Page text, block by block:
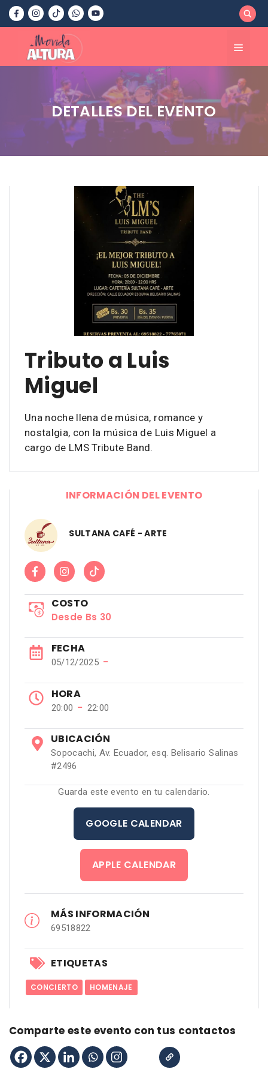
Saltar
contenido
Menú
DETALLES DEL EVENTO
Tributo a Luis
Miguel
Una noche llena de música, romance y
nostalgia, con la música de Luis Miguel a
cargo de LMS Tribute Band.
INFORMACIÓN DEL EVENTO
SULTANA CAFÉ - ARTE
COSTO
Desde Bs 30
FECHA
05/12/2025 −
HORA
20:00 − 22:00
UBICACIÓN
Sopocachi, Av. Ecuador, esq. Belisario Salinas
#2496
Guarda este evento en tu calendario.
GOOGLE CALENDAR
APPLE CALENDAR
MÁS INFORMACIÓN
69518822
ETIQUETAS
CONCIERTO HOMENAJE
Comparte este evento con tus contactos